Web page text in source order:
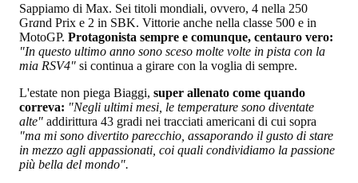
Sappiamo di Max. Sei titoli mondiali, ovvero, 4 nella 250
Grand Prix e 2 in SBK. Vittorie anche nella classe 500 e in
MotoGP. Protagonista sempre e comunque, centauro vero:
"In questo ultimo anno sono sceso molte volte in pista con la
mia RSV4" si continua a girare con la voglia di sempre.
L'estate non piega Biaggi, super allenato come quando
correva: "Negli ultimi mesi, le temperature sono diventate
alte" addirittura 43 gradi nei tracciati americani di cui sopra
"ma mi sono divertito parecchio, assaporando il gusto di stare
in mezzo agli appassionati, coi quali condividiamo la passione
più bella del mondo".